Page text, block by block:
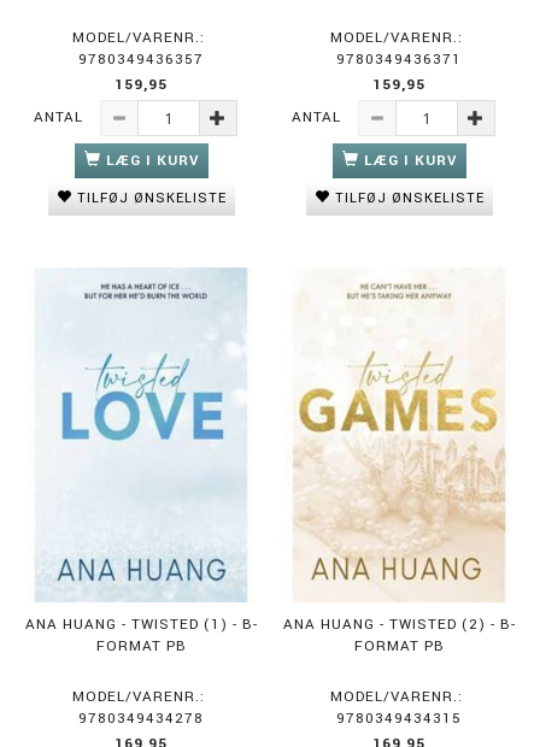
MODEL/VARENR.:
9780349436357
159,95
ANTAL
LÆG I KURV
TILFØJ ØNSKELISTE
MODEL/VARENR.:
9780349436371
159,95
ANTAL
LÆG I KURV
TILFØJ ØNSKELISTE
ANA HUANG - TWISTED (1) - B-
FORMAT PB
MODEL/VARENR.:
9780349434278
ANA HUANG - TWISTED (2) - B-
FORMAT PB
MODEL/VARENR.:
9780349434315